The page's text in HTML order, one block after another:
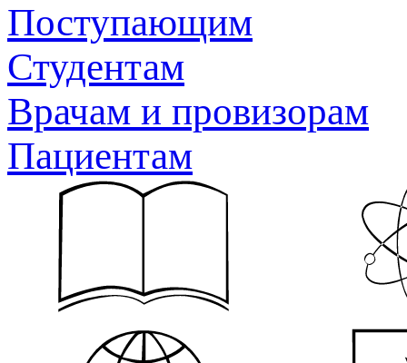
Поступающим
Студентам
Врачам и провизорам
Пациентам